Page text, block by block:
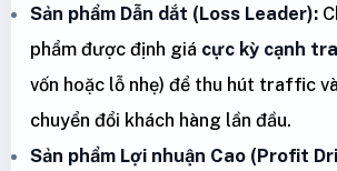
Sản phẩm Dẫn dắt (Loss Leader):
phẩm được định giá cực kỳ cạnh
vốn hoặc lỗ nhẹ) để thu hút traffic
chuyển đổi khách hàng lần đầu.
Sản phẩm Lợi nhuận Cao (Profit